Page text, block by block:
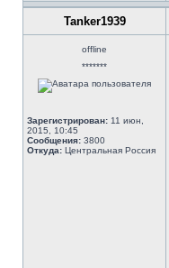
Tanker1939
offline
*******
Зарегистрирован: 11 июн,
2015, 10:45
Сообщения: 3800
Откуда: Центральная Россия